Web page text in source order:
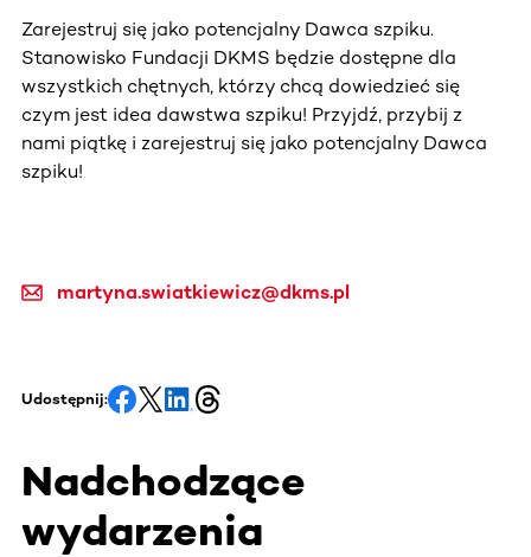
Zarejestruj się jako potencjalny Dawca szpiku.
Stanowisko Fundacji DKMS będzie dostępne dla
wszystkich chętnych, którzy chcą dowiedzieć się
czym jest idea dawstwa szpiku! Przyjdź, przybij z
nami piątkę i zarejestruj się jako potencjalny Dawca
szpiku!
martyna.swiatkiewicz@dkms.pl
Udostępnij:
Nadchodzące
wydarzenia